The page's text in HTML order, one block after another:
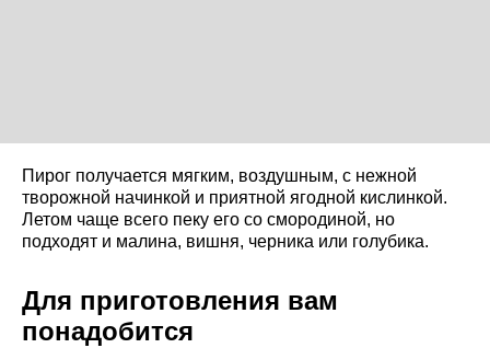
Пирог получается мягким, воздушным, с нежной
творожной начинкой и приятной ягодной кислинкой.
Летом чаще всего пеку его со смородиной, но
подходят и малина, вишня, черника или голубика.
Для приготовления вам
понадобится